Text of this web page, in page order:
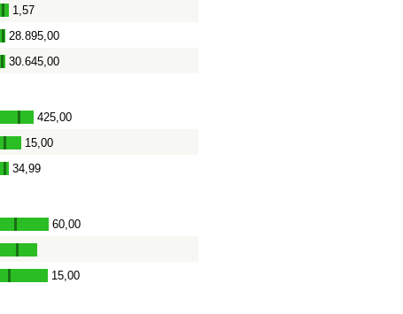
- 1,57
- 28.895,00
- 30.645,00
- 425,00
- 15,00
- 34,99
- 60,00
- 15,00